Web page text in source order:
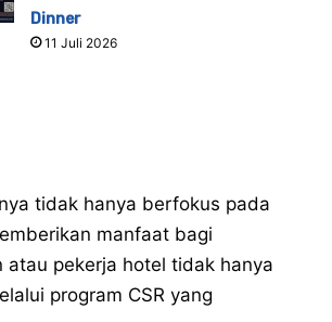
Dinner
11 Juli 2026
tidak hanya berfokus pada
manfaat bagi
atau pekerja hotel tidak hanya
program CSR yang